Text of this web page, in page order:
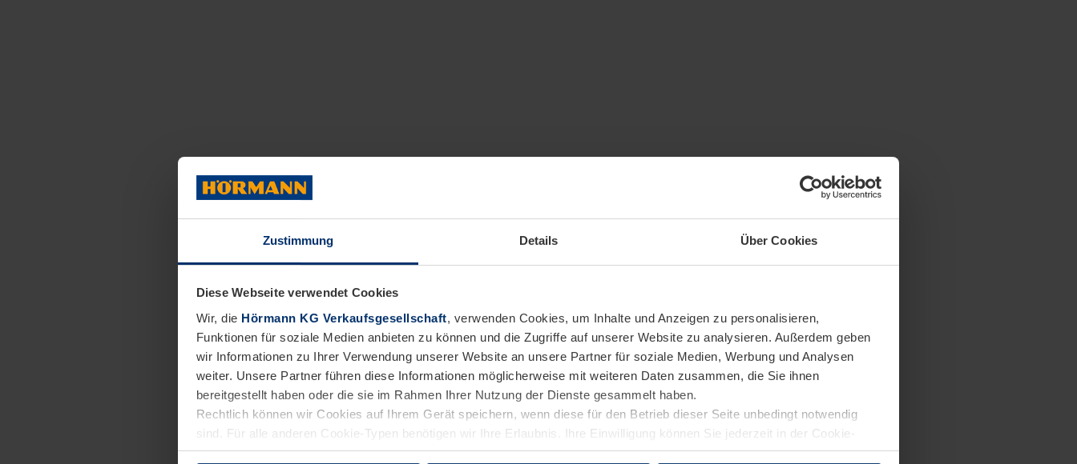
Zustimmung Details Über Cookies
Diese Webseite verwendet Cookies
Wir, die Hörmann KG Verkaufsgesellschaft, verwenden Cookies, um Inhalte und Anzeigen zu personalisieren,
Funktionen für soziale Medien anbieten zu können und die Zugriffe auf unserer Website zu analysieren. Außerdem geben
wir Informationen zu Ihrer Verwendung unserer Website an unsere Partner für soziale Medien, Werbung und Analysen
weiter. Unsere Partner führen diese Informationen möglicherweise mit weiteren Daten zusammen, die Sie ihnen
bereitgestellt haben oder die sie im Rahmen Ihrer Nutzung der Dienste gesammelt haben.
Rechtlich können wir Cookies auf Ihrem Gerät speichern, wenn diese für den Betrieb dieser Seite unbedingt notwendig
sind. Für alle anderen Cookie-Typen benötigen wir Ihre Erlaubnis. Ihre Einwilligung können Sie jederzeit in der Cookie-
Erläuterung auf der SeiteDatenschutzerklärungunserer Website ändern oder widerrufen.